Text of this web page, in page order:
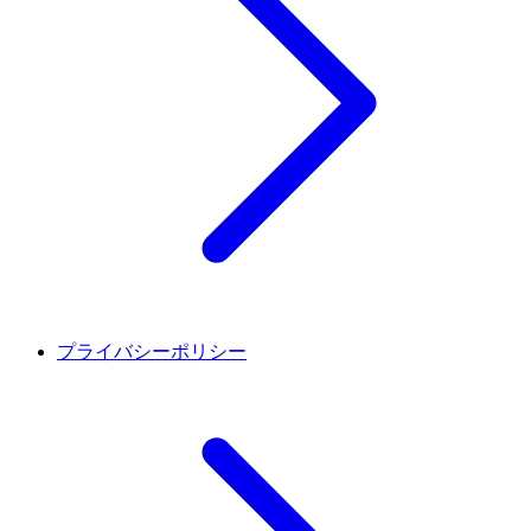
プライバシーポリシー